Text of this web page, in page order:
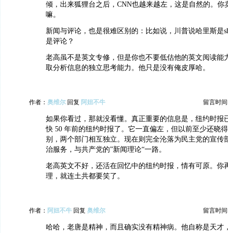
倾，出来狐狸台之后，CNN也越来越左，这是自然的。你
嘛。
新闻与评论，也是很难区别的：比如说，川普说哈里斯是
是评论？
老高虽不是英文专修，但是你也不要低估他的英文阅读能
取分析信息的独立思考能力。他只是没有俺皮厚哈。
作者： 奥维尔 回复 阿妞不牛 留言时间
如果你看过，那就没看懂。真正重要的信息是，纽约时报
快 50 年前的纽约时报了。它一直偏左，但以前至少还晓
别，两个部门相互独立。现在则完全沦落为民主党的宣传
治服务，与共产党的”新闻理论“一路。
老高英文不好，还活在回忆中的纽约时报，情有可原。你
理，就连土共都要笑了。
作者： 阿妞不牛 回复 奥维尔 留言时间
哈哈，老唐是精神，而且确实没有精神病。他自称是天才